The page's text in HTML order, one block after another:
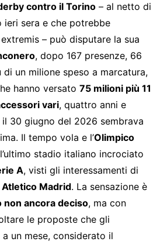
contro il Torino– al netto di
ieri sera e che potrebbe
– può disputare la sua
, dopo 167 presenze, 66
di un milione speso a marcatura,
hanno versato 75 milioni più 11
vari, quattro anni e
30 giugno del 2026 sembrava
Il tempo vola e l’Olimpico
stadio italiano incrociato
A, visti gli interessamenti di
Madrid. La sensazione è
non ancora deciso, ma con
le proposte che gli
un mese, considerato il